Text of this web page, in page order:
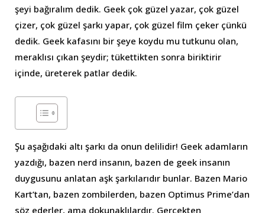
şeyi bağıralım dedik. Geek çok güzel yazar, çok güzel
çizer, çok güzel şarkı yapar, çok güzel film çeker çünkü
dedik. Geek kafasını bir şeye koydu mu tutkunu olan,
meraklısı çıkan şeydir; tükettikten sonra biriktirir
içinde, üreterek patlar dedik.
Şu aşağıdaki altı şarkı da onun delilidir! Geek adamların
yazdığı, bazen nerd insanın, bazen de geek insanın
duygusunu anlatan aşk şarkılarıdır bunlar. Bazen Mario
Kart’tan, bazen zombilerden, bazen Optimus Prime’dan
söz ederler, ama dokunaklılardır. Gerçekten